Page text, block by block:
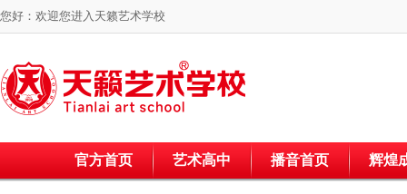
您好：欢迎您进入 天籁艺术学校
官方首页 艺术高中 播音首页 辉煌